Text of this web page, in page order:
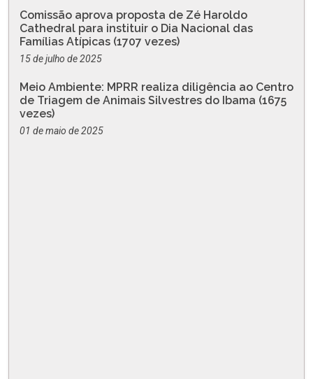
Comissão aprova proposta de Zé Haroldo
Cathedral para instituir o Dia Nacional das
Famílias Atípicas (1707 vezes)
15 de julho de 2025
Meio Ambiente: MPRR realiza diligência ao Centro
de Triagem de Animais Silvestres do Ibama (1675
vezes)
01 de maio de 2025